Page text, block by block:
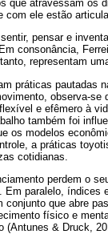
que atravessam os
com ele estão
pensar e
consonância,
representam
práticas pautadas
observa-
e efêmero à
também foi
os modelos
a práticas
cotidianas.
perdem o
paralelo,
que abre
físico e
(Antunes & Druck,